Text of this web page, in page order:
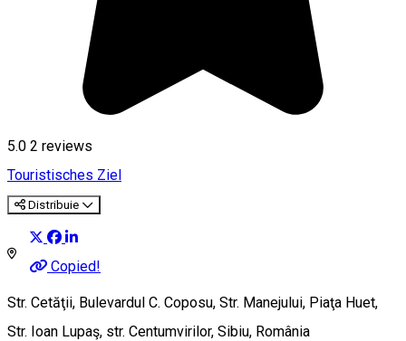
5.0 2 reviews
Touristisches Ziel
Distribuie
Copied!
Str. Cetăţii, Bulevardul C. Coposu, Str. Manejului, Piaţa Huet,
Str. Ioan Lupaş, str. Centumvirilor, Sibiu, România